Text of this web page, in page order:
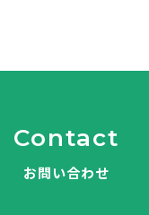
Contact
お問い合わせ